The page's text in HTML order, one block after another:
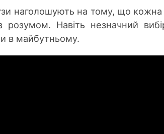
наголошують на тому, що кожна
розумом. Навіть незначний
в майбутньому.